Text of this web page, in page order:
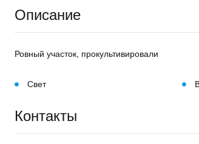
Описание
Ровный участок, прокультивировали
Свет
Контакты